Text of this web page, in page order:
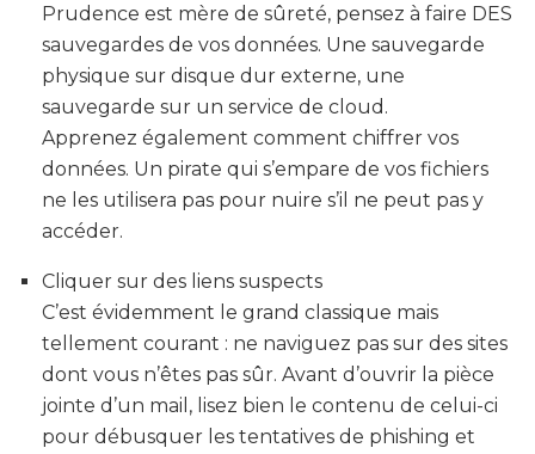
Prudence est mère de sûreté, pensez à faire DES
sauvegardes de vos données. Une sauvegarde
physique sur disque dur externe, une
sauvegarde sur un service de cloud.
Apprenez également comment chiffrer vos
données. Un pirate qui s’empare de vos fichiers
ne les utilisera pas pour nuire s’il ne peut pas y
accéder.
Cliquer sur des liens suspects
C’est évidemment le grand classique mais
tellement courant : ne naviguez pas sur des sites
dont vous n’êtes pas sûr. Avant d’ouvrir la pièce
jointe d’un mail, lisez bien le contenu de celui-ci
pour débusquer les tentatives de phishing et